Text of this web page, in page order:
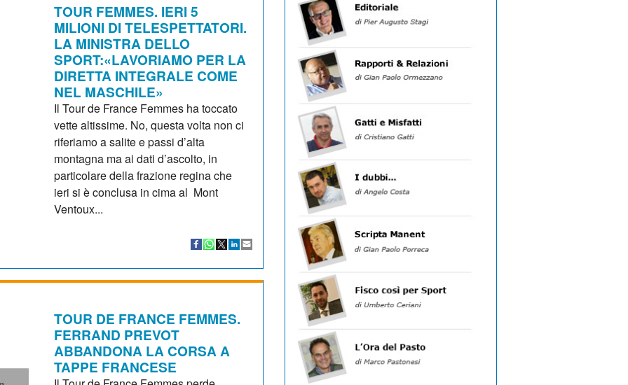
TOUR FEMMES. IERI 5
MILIONI DI TELESPETTATORI.
LA MINISTRA DELLO
SPORT:«LAVORIAMO PER LA
DIRETTA INTEGRALE COME
NEL MASCHILE»
Il Tour de France Femmes ha toccato
vette altissime. No, questa volta non ci
riferiamo a salite e passi d’alta
montagna ma ai dati d’ascolto, in
particolare della frazione regina che
ieri si è conclusa in cima al Mont
Ventoux...
TOUR DE FRANCE FEMMES.
FERRAND PREVOT
ABBANDONA LA CORSA A
TAPPE FRANCESE